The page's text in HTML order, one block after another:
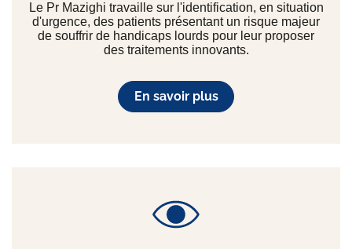
Le Pr Mazighi travaille sur l'identification, en situation
d'urgence, des patients présentant un risque majeur
de souffrir de handicaps lourds pour leur proposer
des traitements innovants.
En savoir plus